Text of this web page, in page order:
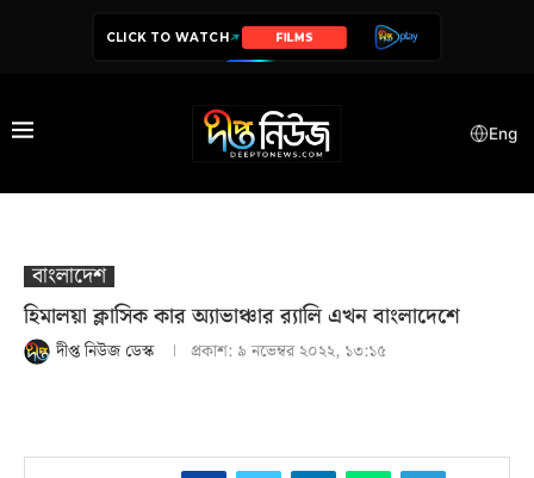
CLICK TO WATCH FILMS
SERIES
Eng
বাংলাদেশ
হিমালয়া ক্লাসিক কার অ্যাভাঞ্চার র‌্যালি এখন বাংলাদেশে
দীপ্ত নিউজ ডেস্ক প্রকাশ: ৯ নভেম্বর ২০২২, ১৩:১৫